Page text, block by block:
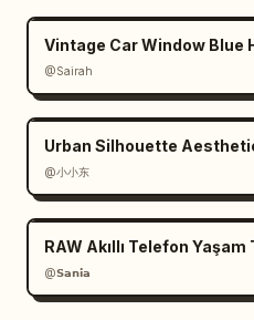
Vintage Car Window Blue
@Sairah
Urban Silhouette
@小小东
RAW Akıllı Telefon Yaşam
@𝗦𝗮𝗻𝗶𝗮